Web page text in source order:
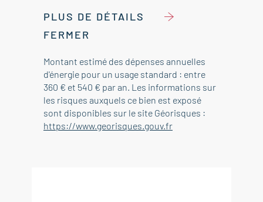
PLUS DE DÉTAILS
FERMER
Montant estimé des dépenses annuelles
d'énergie pour un usage standard : entre
360 € et 540 € par an. Les informations sur
les risques auxquels ce bien est exposé
sont disponibles sur le site Géorisques :
https://www.georisques.gouv.fr